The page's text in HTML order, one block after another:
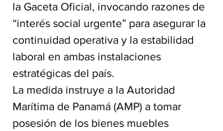
la Gaceta Oficial, invocando razones de
“interés social urgente” para asegurar la
continuidad operativa y la estabilidad
laboral en ambas instalaciones
estratégicas del país.
La medida instruye a la Autoridad
Marítima de Panamá (AMP) a tomar
posesión de los bienes muebles